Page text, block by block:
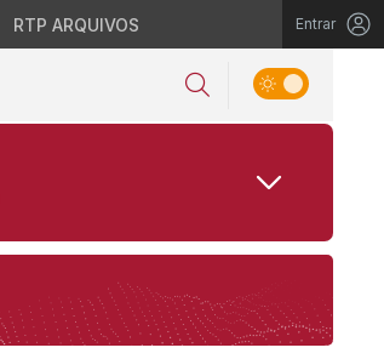
RTP ARQUIVOS Entrar